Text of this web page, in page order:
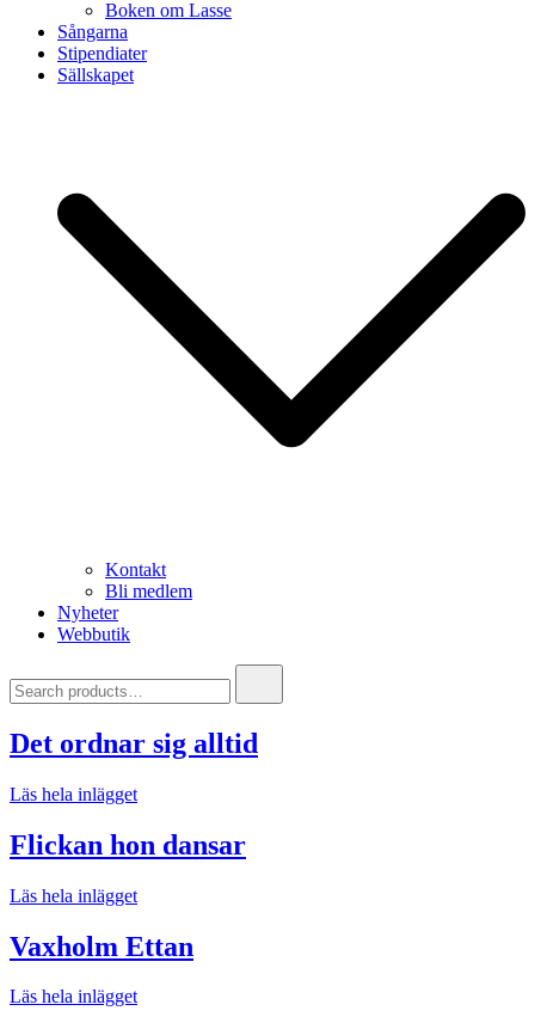
Boken om Lasse
Sångarna
Stipendiater
Sällskapet
Kontakt
Bli medlem
Nyheter
Webbutik
for:
Det ordnar sig alltid
Läs hela inlägget
Flickan hon dansar
Läs hela inlägget
Vaxholm Ettan
Läs hela inlägget